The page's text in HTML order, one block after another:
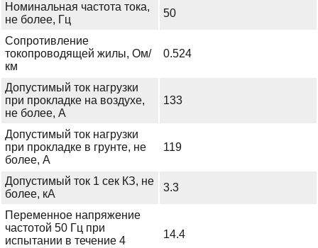
Номинальная частота тока,
не более, Гц
50
Сопротивление
токопроводящей жилы, Ом/
км
0.524
Допустимый ток нагрузки
при прокладке на воздухе,
не более, А
133
Допустимый ток нагрузки
при прокладке в грунте, не
более, А
119
Допустимый ток 1 сек КЗ, не
более, кА
3.3
Переменное напряжение
частотой 50 Гц при
испытании в течение 4
14.4